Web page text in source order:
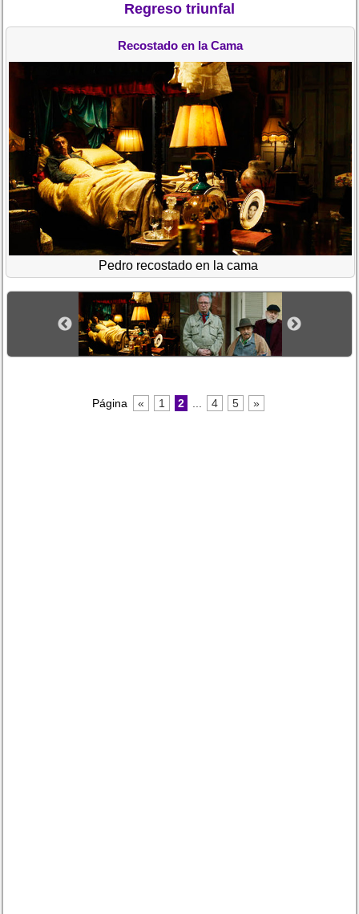
Regreso triunfal
Recostado en la Cama
Pedro recostado en la cama
Página « 1 2 4 5 »